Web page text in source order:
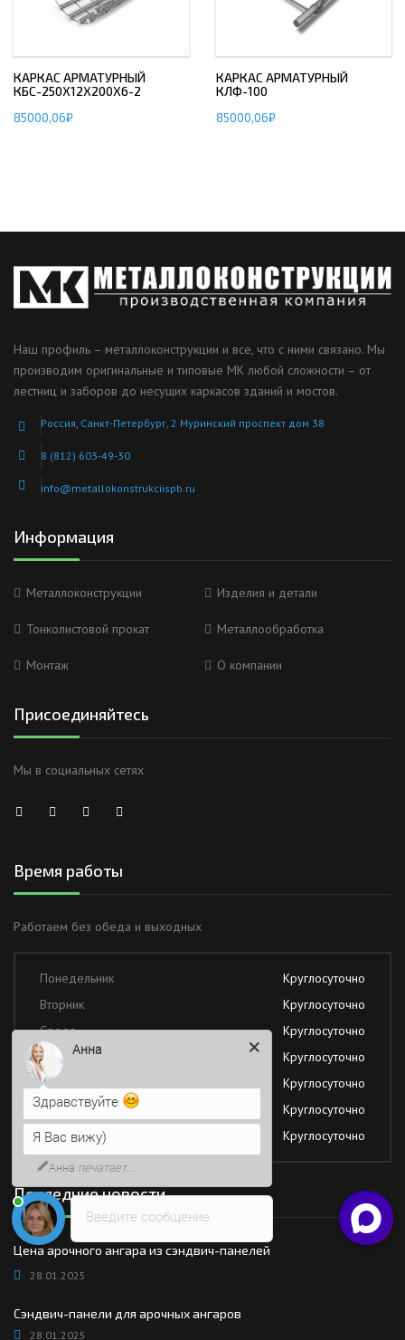
КАРКАС АРМАТУРНЫЙ
КБС-250Х12Х200Х6-2
85000,06₽
КАРКАС АРМАТУРНЫЙ
КЛФ-100
85000,06₽
Наш профиль – металлоконструкции и все, что с ними связано. Мы
производим оригинальные и типовые МК любой сложности – от
лестниц и заборов до несущих каркасов зданий и мостов.
Россия, Санкт-Петербург, 2 Муринский проспект дом 38
8 (812) 603-49-30
info@metallokonstrukciispb.ru
Информация
Металлоконструкции Изделия и детали
Тонколистовой прокат Металлообработка
Монтаж О компании
Присоединяйтесь
Мы в социальных сетях
Время работы
Работаем без обеда и выходных
Понедельник
Круглосуточно
Вторник
Круглосуточно
Среда
Круглосуточно
Четверг
Круглосуточно
Пятница
Круглосуточно
Суббота
Круглосуточно
Воскресение
Круглосуточно
Последние новости
Цена арочного ангара из сэндвич-панелей
28.01.2025
Сэндвич-панели для арочных ангаров
28.01.2025
Введите сообщение
Анна
Здравствуйте
Я Вас вижу)
Анна печатает...